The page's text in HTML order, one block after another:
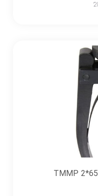
پولی کش دو شاخ مدل TMMP 2*65